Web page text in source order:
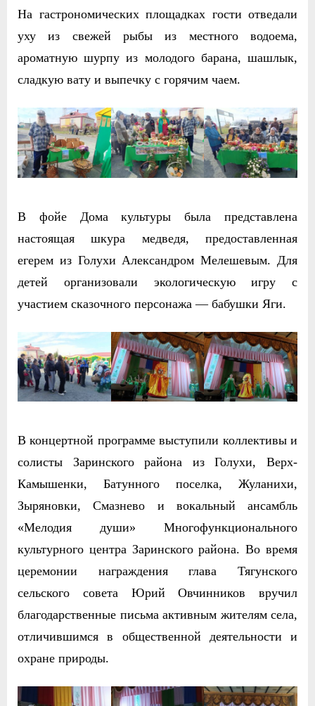
На гастрономических площадках гости отведали
уху из свежей рыбы из местного водоема,
ароматную шурпу из молодого барана, шашлык,
сладкую вату и выпечку с горячим чаем.
В фойе Дома культуры была представлена
настоящая шкура медведя, предоставленная
егерем из Голухи Александром Мелешевым. Для
детей организовали экологическую игру с
участием сказочного персонажа — бабушки Яги.
В концертной программе выступили коллективы и
солисты Заринского района из Голухи, Верх-
Камышенки, Батунного поселка, Жуланихи,
Зыряновки, Смазнево и вокальный ансамбль
«Мелодия души» Многофункционального
культурного центра Заринского района. Во время
церемонии награждения глава Тягунского
сельского совета Юрий Овчинников вручил
благодарственные письма активным жителям села,
отличившимся в общественной деятельности и
охране природы.